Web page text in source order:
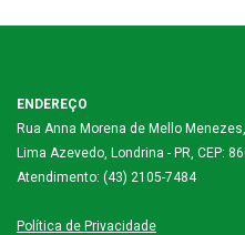
ENDEREÇO
Rua Anna Morena de Mello
Lima Azevedo, Londrina - PR, CEP:
Atendimento: (43) 2105-7484
Política de Privacidade